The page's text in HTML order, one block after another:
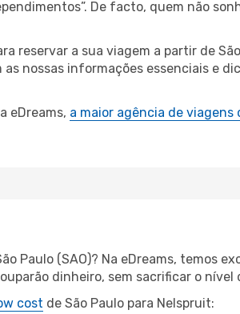
De facto, quem não
reservar a sua viagem a partir de
nossas informações essenciais e
eDreams, a maior agência de viagens
Paulo (SAO)? Na eDreams, temos
dinheiro, sem sacrificar o
cost de São Paulo para Nelspruit: